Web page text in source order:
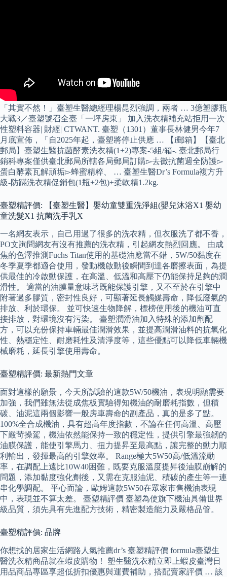
「其實不然！」臺塑生醫總經理楊昆烈強調，兩者 … 3億塑膠瓶
大戰3／臺塑號召全臺「一坪房東」 加入洗衣精補充站拒用一次
性塑料容器| 財經| CTWANT. 臺塑（1301）董事長林健男今年7
月底宣佈，「自2025年起，臺塑將停止供應 … 【i郵箱】【臺北
郵局】臺塑生醫抗菌酵素洗衣精(1+2)專案-5組/箱-. 臺北郵局行
銷科專案僅供臺北郵局所轄各局郵局訂購▻去黴抗菌週全防護▻
蛋白酵素瓦解頑垢▻蜂蜜精粹、 … 臺塑生醫Dr’s Formula複方升
級-防蹣洗衣精促銷包(1瓶+2包)+柔軟精1.2kg.
臺塑精評價: 【臺塑生醫】嬰幼童雙重洗淨組(嬰兒沐浴X1 嬰幼
童洗髮X1 抗菌洗手乳X
一名網友表示，自己用過了很多的洗衣精，但衣服洗了都不香，
PO文詢問網友有沒有推薦的洗衣精，引起網友熱烈回應。 由成
焦的色澤推測Fuchs Titan使用的基礎油應當不錯，5W/50黏度在
冬季夏季都適合使用，發動機啟動後瞬間到達各磨擦表面，為提
供最佳的冷啟動保護，在高溫、低溫和高壓下仍能保持足夠的潤
滑性。 適當的油膜量意味著既能保護引擎，又不至於在引擎中
附著過多膠質，密封性良好，可顯著延長觸媒壽命，降低廢氣的
排放、利於環保。 並可快速生物降解，標榜使用後的機油可直
接排放，對環境沒有污染。 臺塑潤滑油加入特殊的添加劑配
方，可以充份保持車輛最佳潤滑效果，並提高潤滑油料的抗氧化
性、熱穩定性、耐磨耗性及清淨度等，這些優點可以降低車輛機
械磨耗，延長引擎使用壽命。
臺塑精評價: 最新熱門文章
面對這樣的願景，今天所試驗的這款5W/50機油，表現明顯需要
加強，我們雖無法從成焦板實驗得知機油的耐磨耗指數，但積
碳、油泥這兩個影響一般房車壽命的副產品，真的是多了點。
100%全合成機油，具有超高年度指數，不論在任何高溫、高壓
下嚴苛操駕，機油依然能保持一致的穩定性，提供引擎最強韌的
油膜保護，能使引擎馬力、扭力提昇至最高點，讓完整的動力順
利輸出，發揮最高的引擎效率。 Range極大5W50高/低溫流動
率，在調配上遠比10W40困難，既要克服溫度提昇後油膜崩解的
問題，添加黏度強化劑後，又需在克服油泥、積碳的產生等一連
串化學調配。 平心而論，歐姆這款5W50在眾家市售機油表現
中，表現並不算太差。 臺塑精評價 臺塑為使旗下機油具備世界
級品質，須先具有先進配方技術，精密製造能力及嚴格品管。
臺塑精評價: 品牌
你想找的居家生活網路人氣推薦dr’s 臺塑精評價 formula臺塑生
醫洗衣精商品就在蝦皮購物！ 塑生醫洗衣精立即上蝦皮臺灣日
用品商品專區享超低折扣優惠與運費補助，搭配賣家評價 … 該